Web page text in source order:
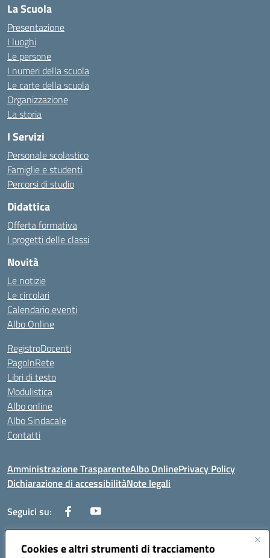
Cookies e altri strumenti di tracciamento
La Scuola
Presentazione
I luoghi
Le persone
I numeri della scuola
Le carte della scuola
Organizzazione
La storia
I Servizi
Personale scolastico
Famiglie e studenti
Percorsi di studio
Didattica
Offerta formativa
I progetti delle classi
Novità
Le notizie
Le circolari
Calendario eventi
Albo Online
RegistroDocenti
PagoInRete
Libri di testo
Modulistica
Albo online
Albo Sindacale
Contatti
Amministrazione TrasparenteAlbo OnlinePrivacy Policy
Dichiarazione di accessibilitàNote legali
Seguici su:
Via Negroni - 87100 Cosenza